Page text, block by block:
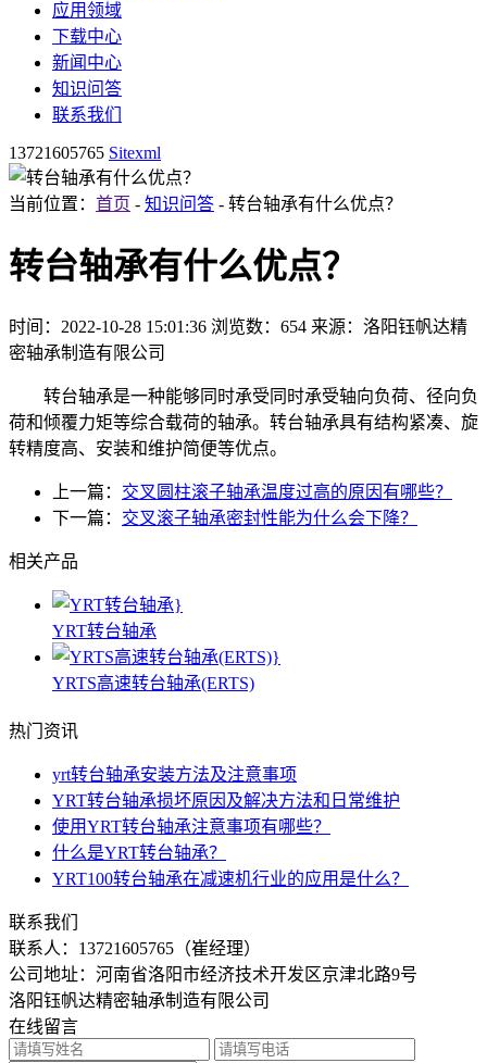
应用领域
下载中心
新闻中心
知识问答
联系我们
13721605765 Sitexml
当前位置： 首页 - 知识问答 - 转台轴承有什么优点？
转台轴承有什么优点？
时间：2022-10-28 15:01:36 浏览数：654 来源：洛阳钰帆达精
密轴承制造有限公司
转台轴承是一种能够同时承受同时承受轴向负荷、径向负
荷和倾覆力矩等综合载荷的轴承。转台轴承具有结构紧凑、旋
转精度高、安装和维护简便等优点。
上一篇： 交叉圆柱滚子轴承温度过高的原因有哪些？
下一篇： 交叉滚子轴承密封性能为什么会下降？
相关产品
YRT转台轴承
YRTS高速转台轴承(ERTS)
热门资讯
yrt转台轴承安装方法及注意事项
YRT转台轴承损坏原因及解决方法和日常维护
使用YRT转台轴承注意事项有哪些？
什么是YRT转台轴承？
YRT100转台轴承在减速机行业的应用是什么？
联系我们
联系人： 13721605765（崔经理）
公司地址：河南省洛阳市经济技术开发区京津北路9号
洛阳钰帆达精密轴承制造有限公司
在线留言